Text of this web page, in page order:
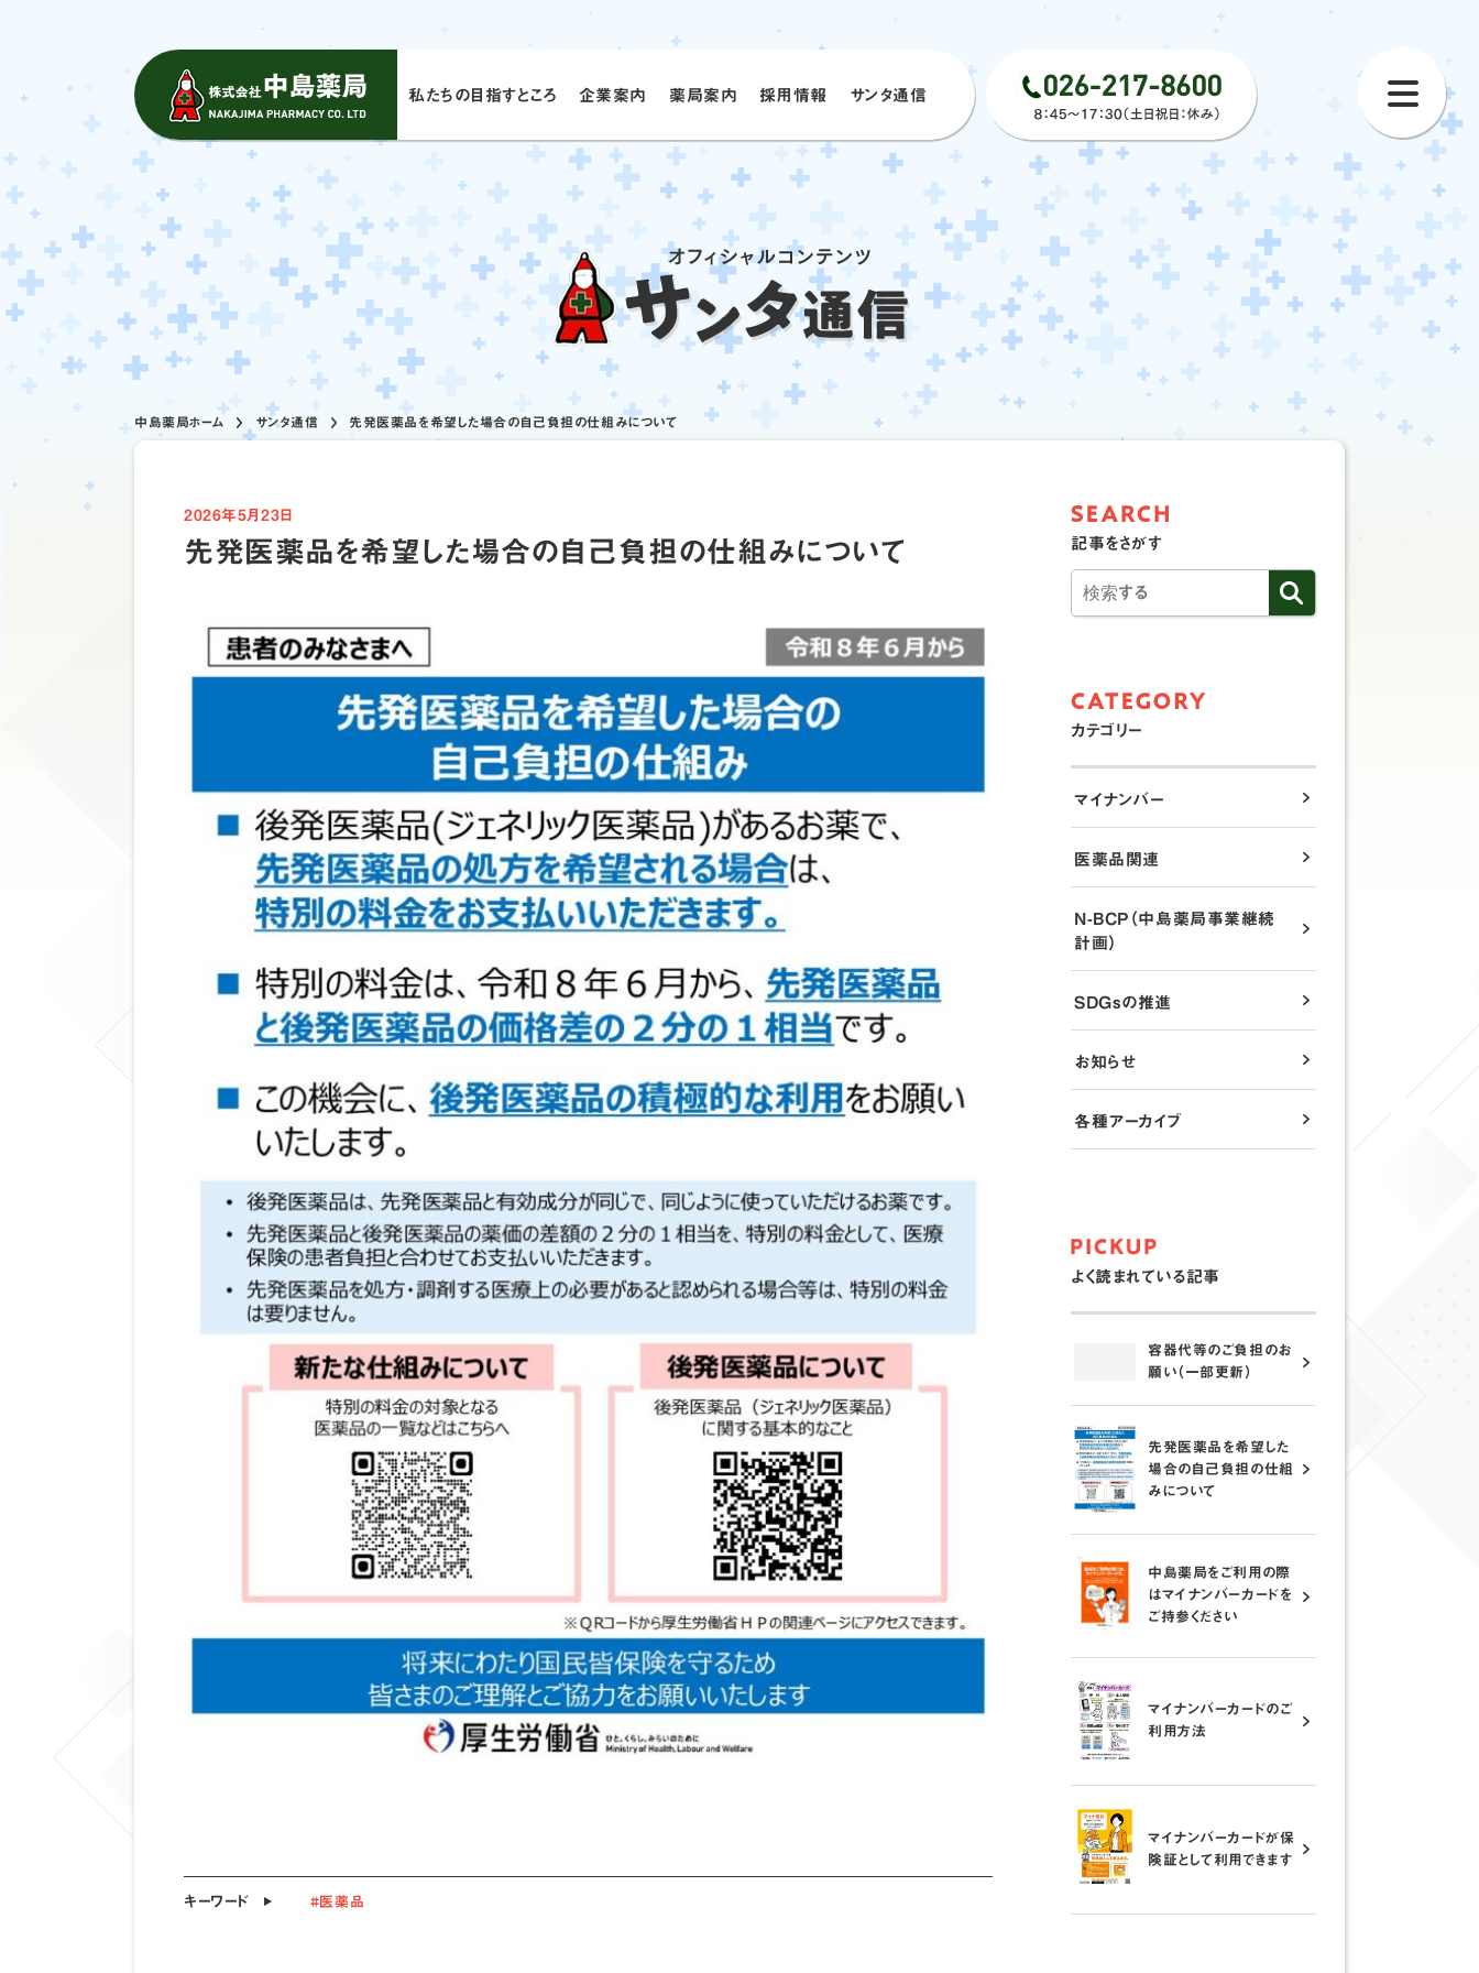
私たちの⽬指すところ 企業案内 薬局案内 採⽤情報 サンタ通信
中島薬局ホーム サンタ通信 先発医薬品を希望した場合の自己負担の仕組みについて
2026年5月23日
先発医薬品を希望した場合の自己負担の仕組みについて
キーワード #医薬品
記事をさがす
カテゴリー
マイナンバー
医薬品関連
N-BCP（中島薬局事業継続
計画）
SDGsの推進
お知らせ
各種アーカイブ
よく読まれている記事
容器代等のご負担のお
願い（一部更新）
先発医薬品を希望した
場合の自己負担の仕組
みについて
中島薬局をご利用の際
はマイナンバーカードを
ご持参ください
マイナンバーカードのご
利用方法
マイナンバーカードが保
険証として利用できます